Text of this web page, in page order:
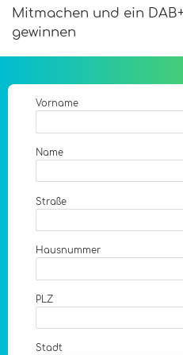
Mitmachen und ein
gewinnen
Vorname
Name
Straße
Hausnummer
PLZ
Stadt